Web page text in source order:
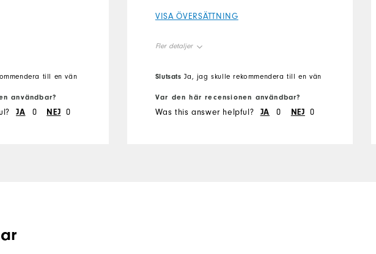
till en vän
användbar?
JA 0 NEJ 0
VISA ÖVERSÄTTNING
Fler detaljer
Slutsats Ja, jag skulle rekommendera till en vän
Var den här recensionen användbar?
Was this answer helpful? JA 0 NEJ 0